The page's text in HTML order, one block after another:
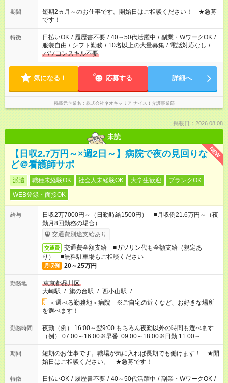
家庭の都合でお休みが必要な場合も遠慮なくご相談ください。
※週最低15時間以上の勤務が必要です
期間
短期2ヵ月～のお仕事です。開始日はご相談ください！ ★急募
です！
特徴 日払いOK / 履歴書不要 / 40～50代活躍中 / 副業・WワークOK /
服装自由 / シフト勤務 / 10名以上の大量募集 / 電話対応なし /
パソコンスキル不要
気になる！ 応募する 詳細へ
掲載元企業名 株式会社ネオキャリア ナイス！介護事業部
掲載日：2026.08.08
未読
NEW
【日収2.7万円～×週2日～】病院で夜の見回りな
ど＠看護師サポ
派遣 職種未経験OK 社会人未経験OK 大学生歓迎
ブランクOK
WEB登録・面接OK
給与
日収2万7000円～（日勤時給1500円） ■月収例21.6万円～（夜
勤月8回勤務の場合）
交通費別途支給あり
交通費
交通費全額支給 ■ガソリン代も全額支給（規定あ
り） ■無料駐車場もご相談ください
月収例 20～25万円
勤務地
東京都品川区
大崎駅 / 旗の台駅 / 西小山駅 / …
＜選べる勤務地＞病院 ※ご自宅の近くなど、お好きな場所
を選べます！
勤務時間
夜勤（例） 16:00～翌9:00 もちろん夜勤以外の時間も選べます
（例） 07:00～16:00※早番 09:00～18:00※日勤 11:00～
20:00※遅番 ※時間は、固定・選べる施設もあるので、ご希望が
あれば調整できます！ ※シフト制。勤務地により実働時間が異
なります。★家庭の都合でお休みが必要な場合も遠慮なくご相談
ください。
期間
短期のお仕事です。職場が気に入れば長期でも働けます！ ★開
始日はご相談ください。 ★急募です！
特徴 日払いOK / 履歴書不要 / 40～50代活躍中 / 副業・WワークOK /